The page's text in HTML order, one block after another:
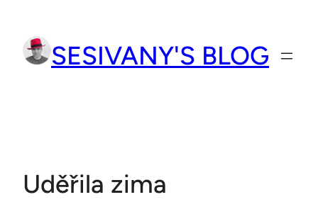
obsah
SESIVANY'S BLOG
Uděřila zima